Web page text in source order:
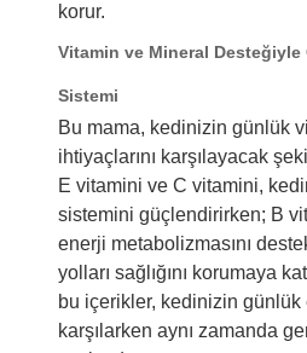
korur.
Vitamin ve Mineral Desteğiyle
Sistemi
Bu mama, kedinizin günlük
ihtiyaçlarını karşılayacak
E vitamini ve C vitamini,
sistemini güçlendirirken; B
enerji metabolizmasını
yolları sağlığını korumaya
bu içerikler, kedinizin günlük
karşılarken aynı zamanda